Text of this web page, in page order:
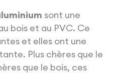
sont une
bois et au PVC. Ce
et elles ont une
Plus chères que le
que le bois, ces